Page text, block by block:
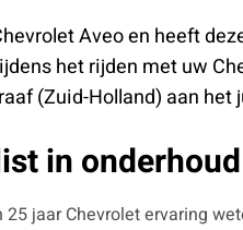
Aveo en heeft
het rijden met uw
(Zuid-Holland) aan het
in
25 jaar Chevrolet ervaring